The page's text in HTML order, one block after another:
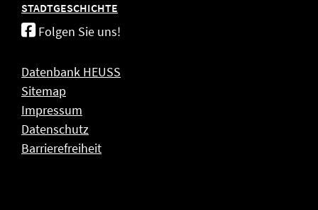
STADTGESCHICHTE
Folgen Sie uns!
Datenbank HEUSS
Sitemap
Impressum
Datenschutz
Barrierefreiheit